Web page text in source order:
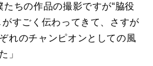
ちの作品の撮影ですが“脇役
がすごく伝わってきて、さすが
れのチャンピオンとしての風
」